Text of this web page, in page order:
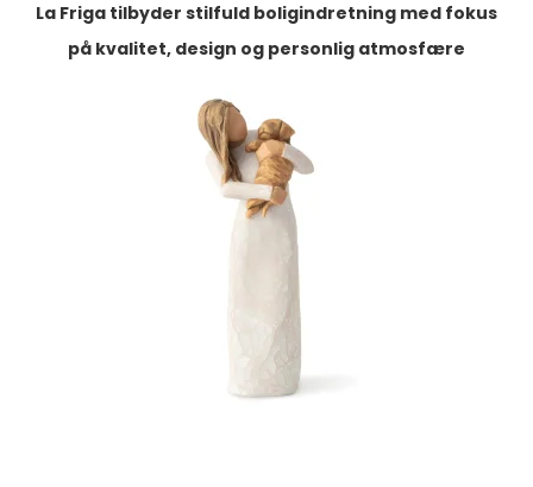
La Friga tilbyder stilfuld boligindretning med fokus
på kvalitet, design og personlig atmosfære